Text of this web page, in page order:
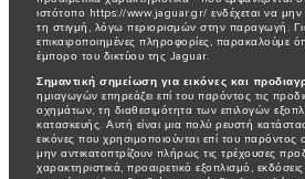
ιστότοπο https://www.jaguar.gr/ ενδέχεται να μην
τη στιγμή, λόγω περιορισμών στην παραγωγή.
επικαιροποιημένες πληροφορίες, παρακαλούμε
έμπορο του δικτύου της Jaguar.
Σημαντική σημείωση για εικόνες και
ημιαγωγών επηρεάζει επί του παρόντος τις
οχημάτων, τη διαθεσιμότητα των επιλογών
κατασκευής. Αυτή είναι μια πολύ ρευστή
εικόνες που χρησιμοποιούνται επί του παρόντος
μην αντικατοπτρίζουν πλήρως τις τρέχουσες
χαρακτηριστικά, προαιρετικό εξοπλισμό,